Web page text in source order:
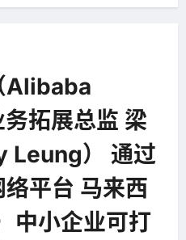
Alibaba
拓展总监 梁
Leung） 通过
平台 马来西
中小企业可打